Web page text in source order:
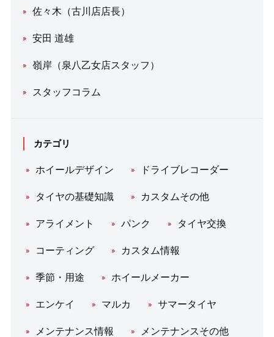
佐々木（古川店店長）
安田 道雄
嶺岸（泉八乙女店スタッフ）
スタッフコラム
カテゴリ
ホイールデザイン ドライブレコーダー
タイヤの基礎知識 カスタムその他
アライメント パンク タイヤ交換
コーティング カスタム情報
季節・用途 ホイールメーカー
エンケイ マルカ サマータイヤ
メンテナンス情報 メンテナンスその他